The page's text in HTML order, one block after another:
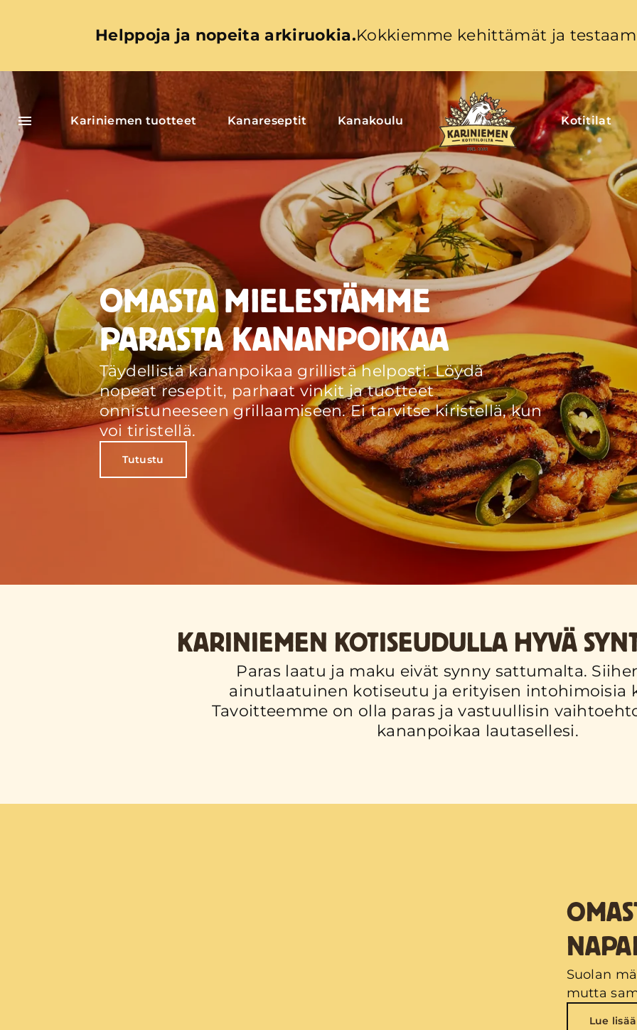
Helppoja ja nopeita arkiruokia.Kokkiemme kehittämät ja
Kariniemen tuotteet Kanareseptit Kanakoulu Kotitilat
OMASTA MIELESTÄMME
PARASTA KANANPOIKAA
Täydellistä kananpoikaa grillistä helposti. Löydä
nopeat reseptit, parhaat vinkit ja tuotteet
onnistuneeseen grillaamiseen. Ei tarvitse kiristellä, kun
voi tiristellä.
Tutustu
KARINIEMEN KOTISEUDULLA HYVÄ
Paras laatu ja maku eivät synny sattumalta.
ainutlaatuinen kotiseutu ja erityisen intohimoisia
Tavoitteemme on olla paras ja vastuullisin
kananpoikaa lautasellesi.
Suolan
mutta
Lue lisää